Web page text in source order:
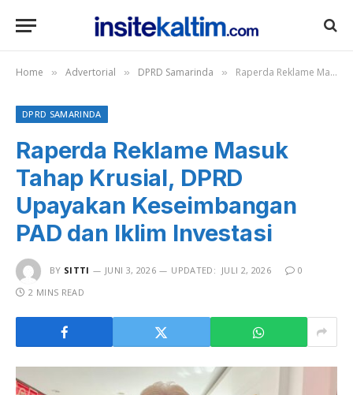
Home » Advertorial » DPRD Samarinda » Raperda Reklame Masuk Tahap Krusial, DPRD Upayakan Keseimbangan PAD dan Iklim Investasi
DPRD SAMARINDA
Raperda Reklame Masuk
Tahap Krusial, DPRD
Upayakan Keseimbangan
PAD dan Iklim Investasi
BY SITTI JUNI 3, 2026 UPDATED: JULI 2, 2026
0
2 MINS READ